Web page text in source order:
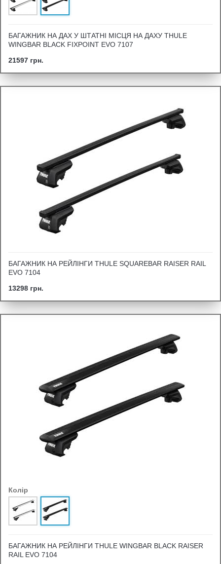
БАГАЖНИК НА ДАХ У ШТАТНІ МІСЦЯ НА ДАХУ THULE
WINGBAR BLACK FIXPOINT EVO 7107
21597 грн.
БАГАЖНИК НА РЕЙЛІНГИ THULE SQUAREBAR RAISER RAIL
EVO 7104
13298 грн.
Колір
БАГАЖНИК НА РЕЙЛІНГИ THULE WINGBAR BLACK RAISER
RAIL EVO 7104